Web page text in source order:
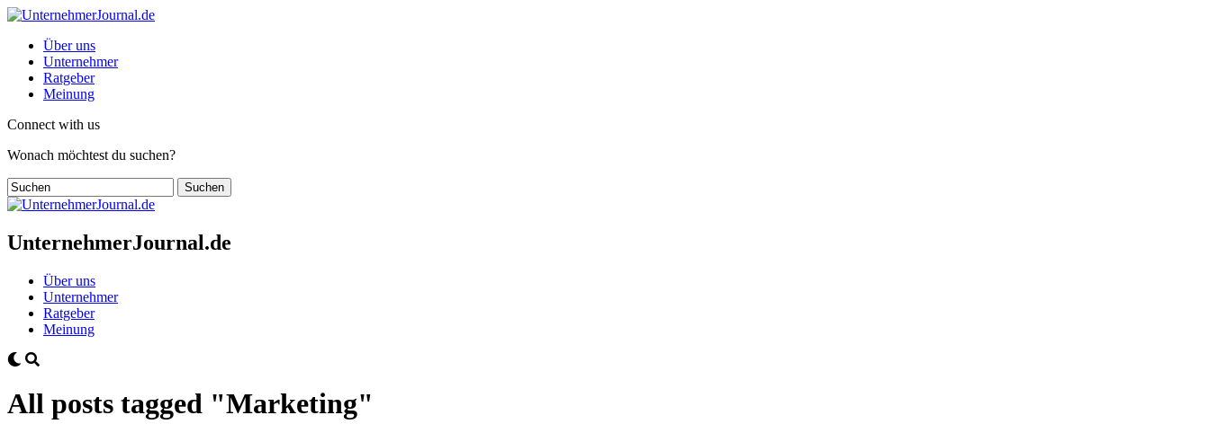
Über uns
Unternehmer
Ratgeber
Meinung
Connect with us
Wonach möchtest du suchen?
UnternehmerJournal.de
Über uns
Unternehmer
Ratgeber
Meinung
All posts tagged "Marketing"